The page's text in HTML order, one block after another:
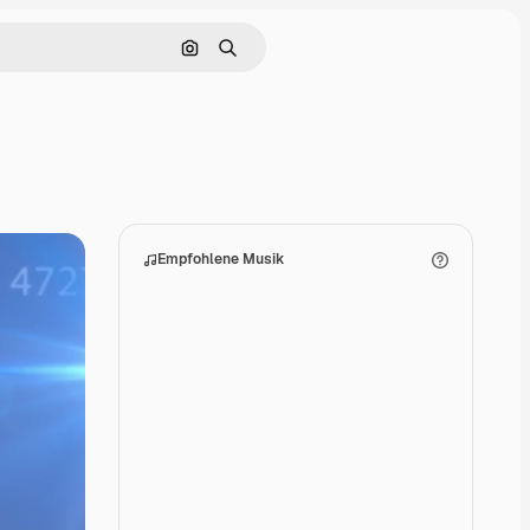
Nach Bild suchen
Suchen
Empfohlene Musik